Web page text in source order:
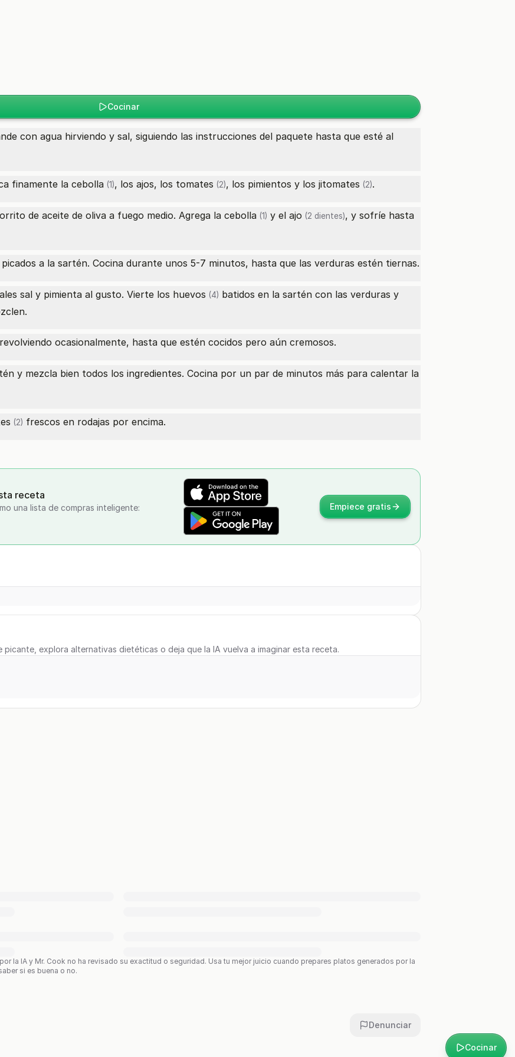
Cocinar
Cocinar
con agua hirviendo y sal, siguiendo las instrucciones del paquete hasta que esté al
finamente la cebolla (1), los ajos, los tomates (2), los pimientos y los jitomates (2).
de aceite de oliva a fuego medio. Agrega la cebolla (1) y el ajo (2 dientes), y sofríe hasta
picados a la sartén. Cocina durante unos 5-7 minutos, hasta que las verduras estén tiernas.
sal y pimienta al gusto. Vierte los huevos (4) batidos en la sartén con las verduras y
ocasionalmente, hasta que estén cocidos pero aún cremosos.
y mezcla bien todos los ingredientes. Cocina por un par de minutos más para calentar la
(2) frescos en rodajas por encima.
receta
una lista de compras inteligente:
Empiece gratis
picante, explora alternativas dietéticas o deja que la IA vuelva a imaginar esta receta.
la IA y Mr. Cook no ha revisado su exactitud o seguridad. Usa tu mejor juicio cuando prepares platos generados por la
si es buena o no.
Denunciar